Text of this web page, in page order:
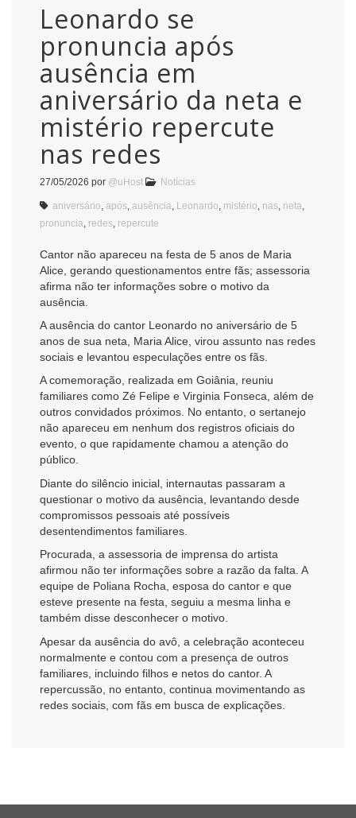
Leonardo se
pronuncia após
ausência em
aniversário da neta e
mistério repercute
nas redes
27/05/2026 por @uHost Notícias
aniversário após ausência Leonardo mistério nas neta
pronuncia redes repercute
Cantor não apareceu na festa de 5 anos de Maria
Alice, gerando questionamentos entre fãs; assessoria
afirma não ter informações sobre o motivo da
ausência.
A ausência do cantor Leonardo no aniversário de 5
anos de sua neta, Maria Alice, virou assunto nas redes
sociais e levantou especulações entre os fãs.
A comemoração, realizada em Goiânia, reuniu
familiares como Zé Felipe e Virginia Fonseca, além de
outros convidados próximos. No entanto, o sertanejo
não apareceu em nenhum dos registros oficiais do
evento, o que rapidamente chamou a atenção do
público.
Diante do silêncio inicial, internautas passaram a
questionar o motivo da ausência, levantando desde
compromissos pessoais até possíveis
desentendimentos familiares.
Procurada, a assessoria de imprensa do artista
afirmou não ter informações sobre a razão da falta. A
equipe de Poliana Rocha , esposa do cantor e que
esteve presente na festa, seguiu a mesma linha e
também disse desconhecer o motivo.
Apesar da ausência do avô, a celebração aconteceu
normalmente e contou com a presença de outros
familiares, incluindo filhos e netos do cantor. A
repercussão, no entanto, continua movimentando as
redes sociais, com fãs em busca de explicações.